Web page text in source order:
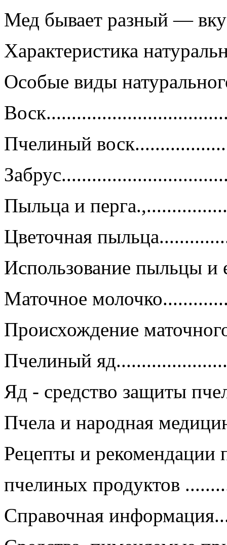
Мед бывает разный —
Характеристика
Особые виды
Пчелиный
Пыльца и
Цветочная
Использование пыльцы и
Маточное
Происхождение
Пчелиный
Яд - средство защиты
Пчела и народная
Рецепты и
пчелиных продуктов
Справочная